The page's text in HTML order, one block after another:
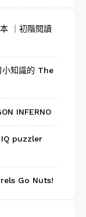
｜初階閱讀
知識的 The
INFERNO
IQ puzzler
Go Nuts!